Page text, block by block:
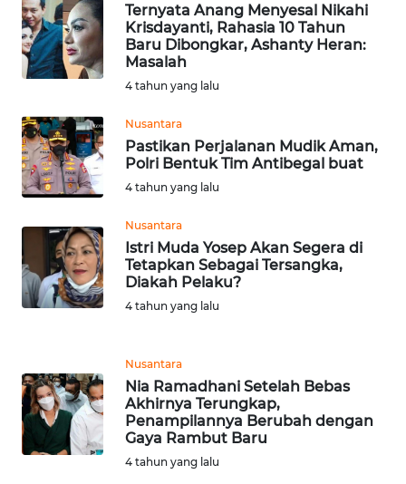
Ternyata Anang Menyesal Nikahi
Krisdayanti, Rahasia 10 Tahun
Baru Dibongkar, Ashanty Heran:
Masalah
4 tahun yang lalu
Nusantara
Pastikan Perjalanan Mudik Aman,
Polri Bentuk Tim Antibegal buat
4 tahun yang lalu
Nusantara
Istri Muda Yosep Akan Segera di
Tetapkan Sebagai Tersangka,
Diakah Pelaku?
4 tahun yang lalu
Nusantara
Nia Ramadhani Setelah Bebas
Akhirnya Terungkap,
Penampilannya Berubah dengan
Gaya Rambut Baru
4 tahun yang lalu
WN
PADANG
LAWAS
SUMEDANG
WN
CIANJUR
WN
KEPULAUAN
SERIBU
WN
BINJAI
WN